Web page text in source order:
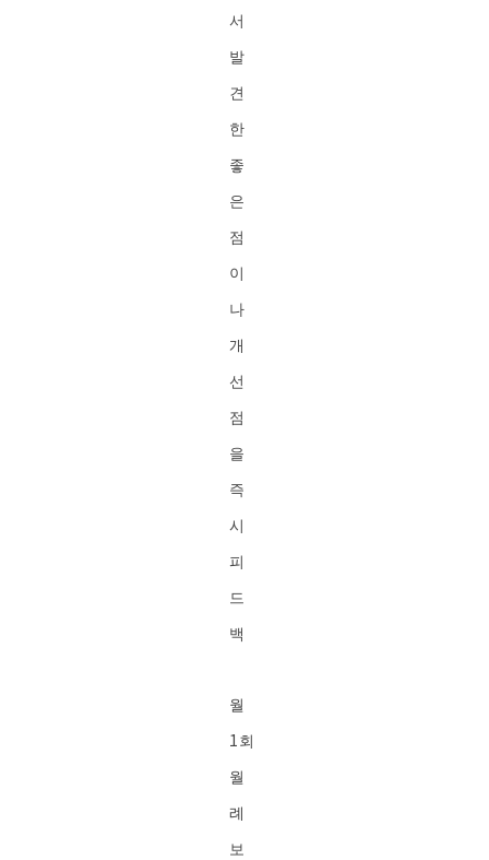
서
발
견
한
좋
은
점
이
나
개
선
점
을
즉
시
피
드
백
월
1회
월
례
보